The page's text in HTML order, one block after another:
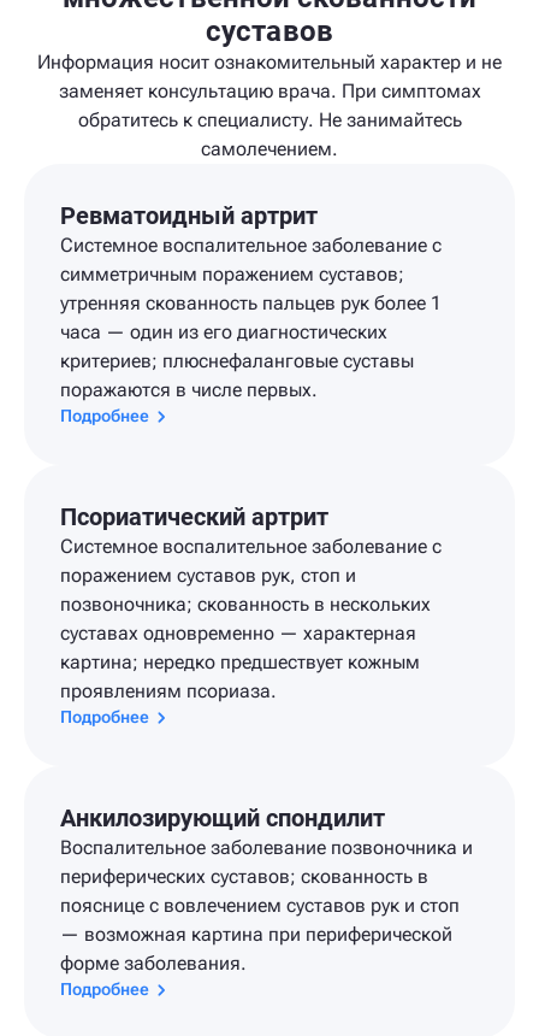
суставов
Информация носит ознакомительный характер и не
заменяет консультацию врача. При симптомах
обратитесь к специалисту. Не занимайтесь
самолечением.
Ревматоидный артрит
Системное воспалительное заболевание с
симметричным поражением суставов;
утренняя скованность пальцев рук более 1
часа — один из его диагностических
критериев; плюснефаланговые суставы
поражаются в числе первых.
Подробнее
Псориатический артрит
Системное воспалительное заболевание с
поражением суставов рук, стоп и
позвоночника; скованность в нескольких
суставах одновременно — характерная
картина; нередко предшествует кожным
проявлениям псориаза.
Подробнее
Анкилозирующий спондилит
Воспалительное заболевание позвоночника и
периферических суставов; скованность в
пояснице с вовлечением суставов рук и стоп
— возможная картина при периферической
форме заболевания.
Подробнее